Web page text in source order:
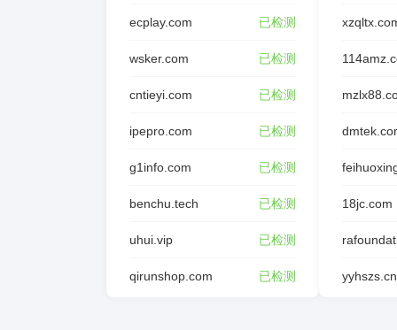
ecplay.com 已检测
wsker.com 已检测
cntieyi.com 已检测
ipepro.com 已检测
g1info.com 已检测
benchu.tech 已检测
uhui.vip 已检测
qirunshop.com 已检测
18jc.com
yyhszs.cn